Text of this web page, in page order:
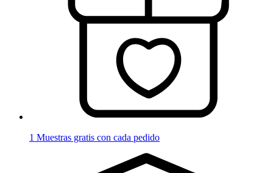
1 Muestras gratis con cada pedido